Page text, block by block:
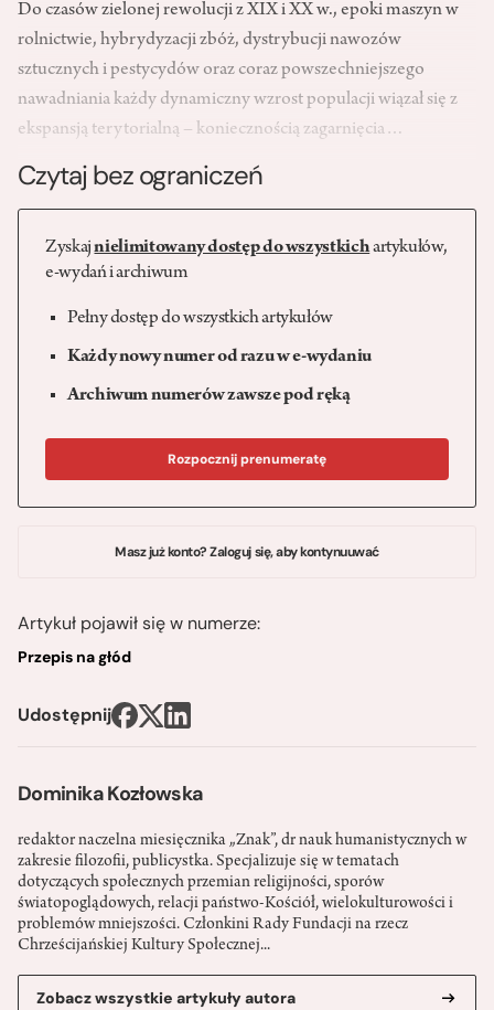
Dominika Kozłowska
redaktor naczelna miesięcznika „Znak”, dr nauk humanistycznych w
zakresie filozofii, publicystka. Specjalizuje się w tematach
dotyczących społecznych przemian religijności, sporów
światopoglądowych, relacji państwo-­Kościół, wielokulturowości i
problemów mniejszości. Członkini Rady Fundacji na rzecz
Chrześcijańskiej Kultury Społecznej...
Zobacz wszystkie artykuły autora
Do czasów zielonej rewolucji z XIX i XX w., epoki maszyn w
rolnictwie, hybrydyzacji zbóż, dystrybucji nawozów
sztucznych i pestycydów oraz coraz powszechniejszego
nawadniania każdy dynamiczny wzrost populacji wiązał się z
ekspansją terytorialną – koniecznością zagarnięcia…
Czytaj bez ograniczeń
Zyskajnielimitowany dostęp do wszystkichartykułów,
e-wydań i archiwum
Pełny dostęp do wszystkich artykułów
Każdy nowy numer od razu w e-wydaniu
Archiwum numerów zawsze pod ręką
Rozpocznij prenumeratę
Masz już konto? Zaloguj się, aby kontynuuwać
Artykuł pojawił się w numerze:
Przepis na głód
Udostępnij